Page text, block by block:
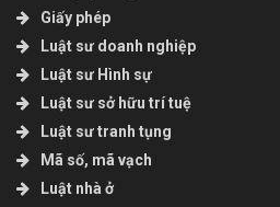
Giấy phép
Luật sư doanh nghiệp
Luật sư Hình sự
Luật sư sở hữu trí tuệ
Luật sư tranh tụng
Mã số, mã vạch
Luật nhà ở